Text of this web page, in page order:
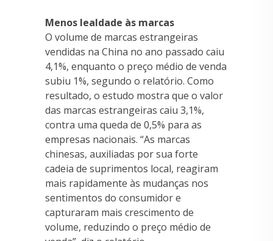
Menos lealdade às marcas
O volume de marcas estrangeiras
vendidas na China no ano passado caiu
4,1%, enquanto o preço médio de venda
subiu 1%, segundo o relatório. Como
resultado, o estudo mostra que o valor
das marcas estrangeiras caiu 3,1%,
contra uma queda de 0,5% para as
empresas nacionais. “As marcas
chinesas, auxiliadas por sua forte
cadeia de suprimentos local, reagiram
mais rapidamente às mudanças nos
sentimentos do consumidor e
capturaram mais crescimento de
volume, reduzindo o preço médio de